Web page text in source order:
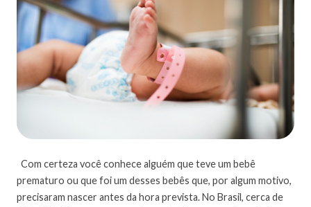
Com certeza você conhece alguém que teve um bebê
prematuro ou que foi um desses bebês que, por algum motivo,
precisaram nascer antes da hora prevista. No Brasil, cerca de